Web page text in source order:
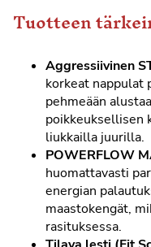
Tuotteen
Aggressiivinen
korkeat nappulat
pehmeään
poikkeuksellisen
liukkailla juurilla.
POWERFLOW
huomattavasti
energian
maastokengät,
rasituksessa.